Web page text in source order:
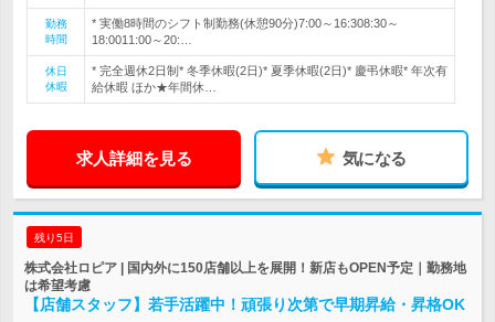
勤務
時間
* 実働8時間のシフト制勤務(休憩90分)7:00～16:308:30～
18:0011:00～20:…
休日
休暇
* 完全週休2日制* 冬季休暇(2日)* 夏季休暇(2日)* 慶弔休暇* 年次有
給休暇 ほか★年間休…
求人詳細を見る 気になる
残り5日
株式会社ロピア | 国内外に150店舗以上を展開！新店もOPEN予定｜勤務地
は希望考慮
【店舗スタッフ】若手活躍中！頑張り次第で早期昇給・昇格OK